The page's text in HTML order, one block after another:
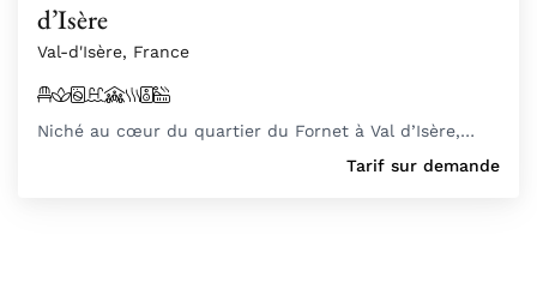
d’Isère
Val-d'Isère, France
Niché au cœur du quartier du Fornet à Val d’Isère,…
Tarif sur demande